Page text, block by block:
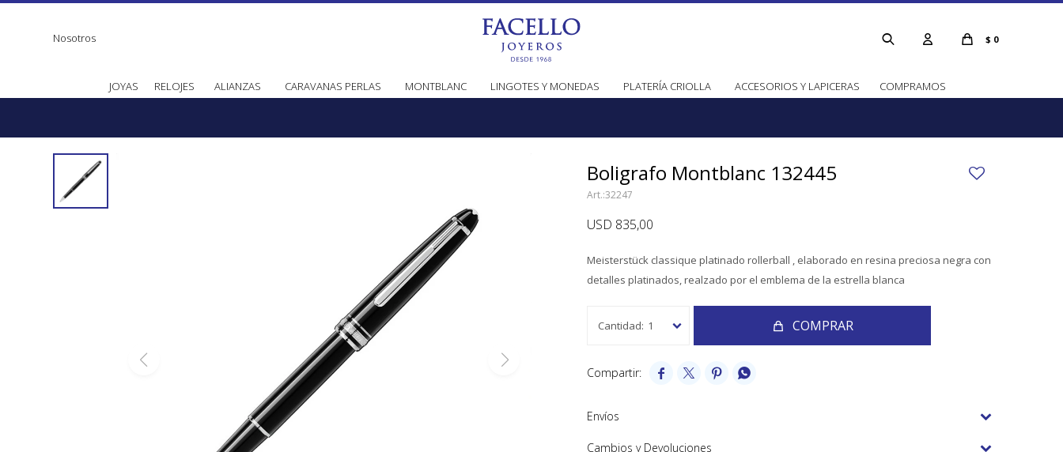
JOYAS RELOJES ALIANZAS CARAVANAS PERLAS MONTBLANC LINGOTES Y MONEDAS PLATERÍA CRIOLLA ACCESORIOS Y LAPICERAS COMPRAMOS
$ 0
Nosotros
Boligrafo Montblanc 132445
32247
USD 835,00
Meisterstück classique platinado rollerball , elaborado en resina preciosa negra con
detalles platinados, realzado por el emblema de la estrella blanca
1 COMPRAR
   
Envíos
Cambios y Devoluciones